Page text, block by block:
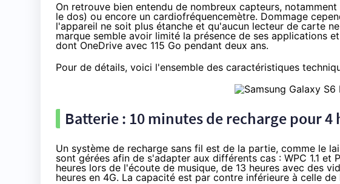
On retrouve bien entendu de nombreux capteurs,
le dos) ou encore un cardiofréquencemètre. Dommage
l'appareil ne soit plus étanche et qu'aucun lecteur de carte
marque semble avoir limité la présence de ses applications
dont OneDrive avec 115 Go pendant deux ans.
Pour de détails, voici l'ensemble des caractéristiques
Batterie : 10 minutes de recharge pour
Un système de recharge sans fil est de la partie, comme le
sont gérées afin de s'adapter aux différents cas : WPC 1.1 et
heures lors de l'écoute de musique, de 13 heures avec des
heures en 4G. La capacité est par contre inférieure à celle